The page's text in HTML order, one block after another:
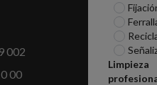
Limpieza
002
00